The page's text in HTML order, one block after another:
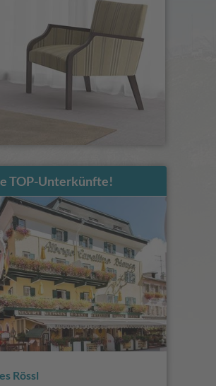
TOP-Unterkünfte!
Rössl